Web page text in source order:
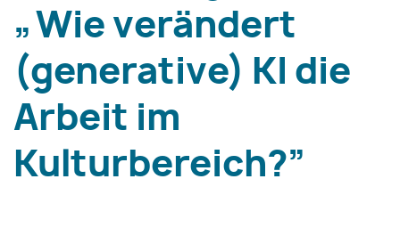
„Wie verändert
(generative) KI die
Arbeit im
Kulturbereich?”